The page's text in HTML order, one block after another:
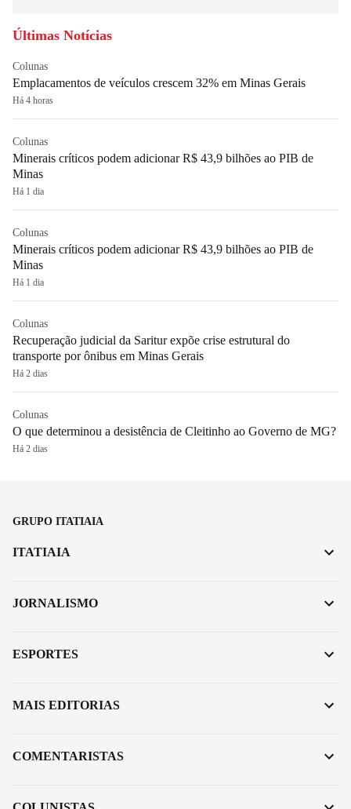
Últimas Notícias
Colunas
Emplacamentos de veículos crescem 32% em Minas Gerais
Há 4 horas
Colunas
Minerais críticos podem adicionar R$ 43,9 bilhões ao PIB de
Minas
Há 1 dia
Colunas
Minerais críticos podem adicionar R$ 43,9 bilhões ao PIB de
Minas
Há 1 dia
Colunas
Recuperação judicial da Saritur expõe crise estrutural do
transporte por ônibus em Minas Gerais
Há 2 dias
Colunas
O que determinou a desistência de Cleitinho ao Governo de MG?
Há 2 dias
GRUPO ITATIAIA
ITATIAIA
JORNALISMO
ESPORTES
MAIS EDITORIAS
COMENTARISTAS